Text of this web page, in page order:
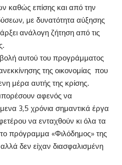
καθώς επίσης και από την
με δυνατότητα αύξησης
ανάλογη ζήτηση από τις
αυτού του προγράμματος
της οικονομίας που
μέρα αυτής της κρίσης.
αφενός να
3,5 χρόνια σημαντικά έργα
να ενταχθούν κι όλα τα
πρόγραμμα «Φιλόδημος» της
δεν είχαν διασφαλισμένη